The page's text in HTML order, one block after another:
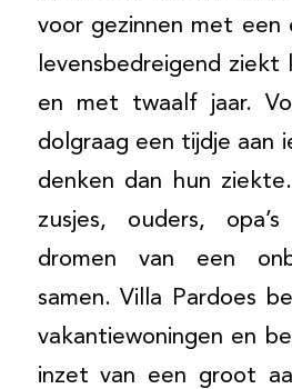
voor gezinnen met een
levensbedreigend
en met twaalf jaar.
dolgraag een tijdje aan
denken dan hun
zusjes, ouders,
dromen van een
samen. Villa Pardoes
vakantiewoningen en
inzet van een groot